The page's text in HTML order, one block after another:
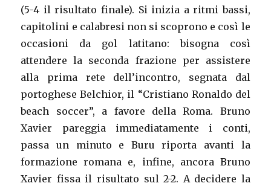
(5-4 il risultato finale). Si inizia a ritmi bassi,
capitolini e calabresi non si scoprono e così le
occasioni da gol latitano: bisogna così
attendere la seconda frazione per assistere
alla prima rete dell’incontro, segnata dal
portoghese Belchior, il “Cristiano Ronaldo del
beach soccer”, a favore della Roma. Bruno
Xavier pareggia immediatamente i conti,
passa un minuto e Buru riporta avanti la
formazione romana e, infine, ancora Bruno
Xavier fissa il risultato sul 2-2. A decidere la